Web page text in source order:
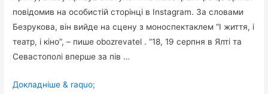
повідомив на особистій сторінці в Instagram. За словами
Безрукова, він вийде на сцену з моноспектаклем “І життя, і
театр, і кіно”, – пише obozrevatel . “18, 19 серпня в Ялті та
Севастополі вперше за пів …
Російський
Докладніше & raquo;